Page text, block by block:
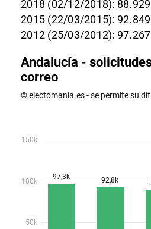
2018 (02/12/2018): 88.929
2015 (22/03/2015): 92.849
2012 (25/03/2012): 97.267